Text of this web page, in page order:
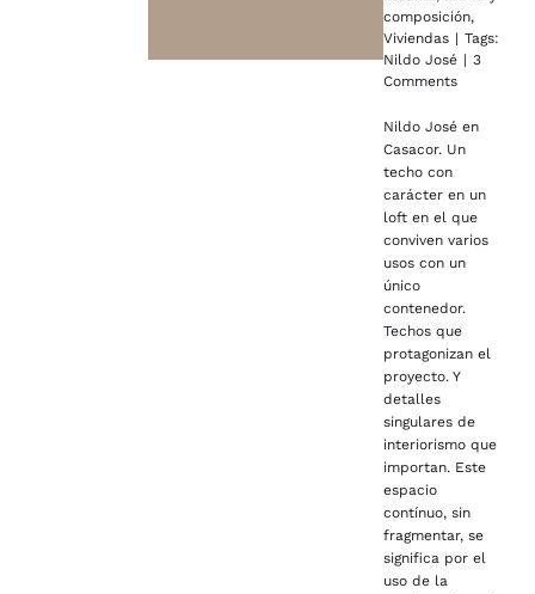
composición,
Viviendas | Tags:
Nildo José | 3
Comments
Nildo José en
Casacor. Un
techo con
carácter en un
loft en el que
conviven varios
usos con un
único
contenedor.
Techos que
protagonizan el
proyecto. Y
detalles
singulares de
interiorismo que
importan. Este
espacio
contínuo, sin
fragmentar, se
significa por el
uso de la